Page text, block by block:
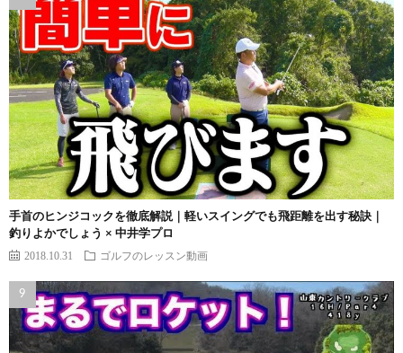
手首のヒンジコックを徹底解説｜軽いスイングでも飛距離を出す秘訣｜
釣りよかでしょう × 中井学プロ
2018.10.31 ゴルフのレッスン動画